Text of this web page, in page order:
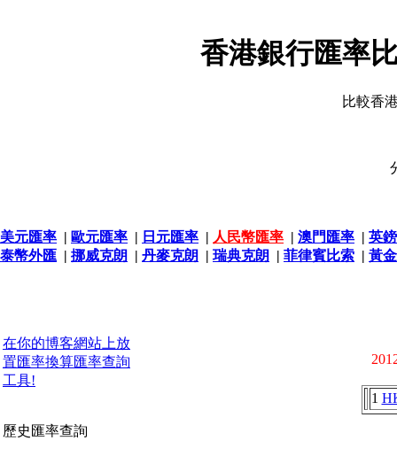
香港銀行匯率
比較香
美元匯率 | 歐元匯率 | 日元匯率 | 人民幣匯率 | 澳門匯率 | 英
泰幣外匯 | 挪威克朗 | 丹麥克朗 | 瑞典克朗 | 菲律賓比索 | 黃
在你的博客網站上放
置匯率換算匯率查詢
工具!
歷史匯率查詢
1